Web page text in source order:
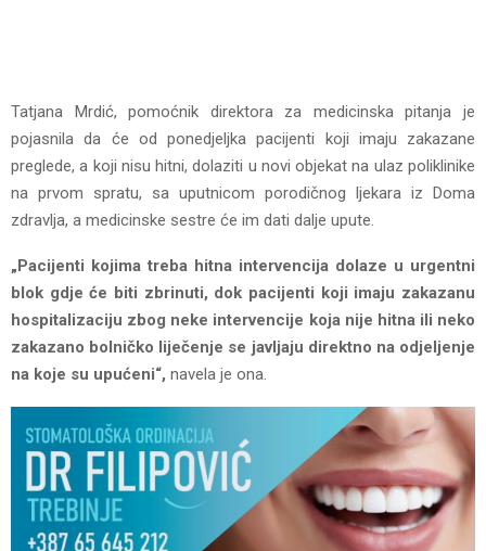
Tatjana Mrdić, pomoćnik direktora za medicinska pitanja je
pojasnila da će od ponedjeljka pacijenti koji imaju zakazane
preglede, a koji nisu hitni, dolaziti u novi objekat na ulaz poliklinike
na prvom spratu, sa uputnicom porodičnog ljekara iz Doma
zdravlja, a medicinske sestre će im dati dalje upute.
„Pacijenti kojima treba hitna intervencija dolaze u urgentni
blok gdje će biti zbrinuti, dok pacijenti koji imaju zakazanu
hospitalizaciju zbog neke intervencije koja nije hitna ili neko
zakazano bolničko liječenje se javljaju direktno na odjeljenje
na koje su upućeni“, navela je ona.